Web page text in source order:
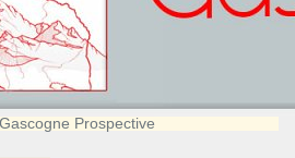
Prospective